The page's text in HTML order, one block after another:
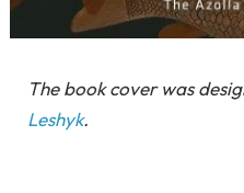
The book cover was
Leshyk.